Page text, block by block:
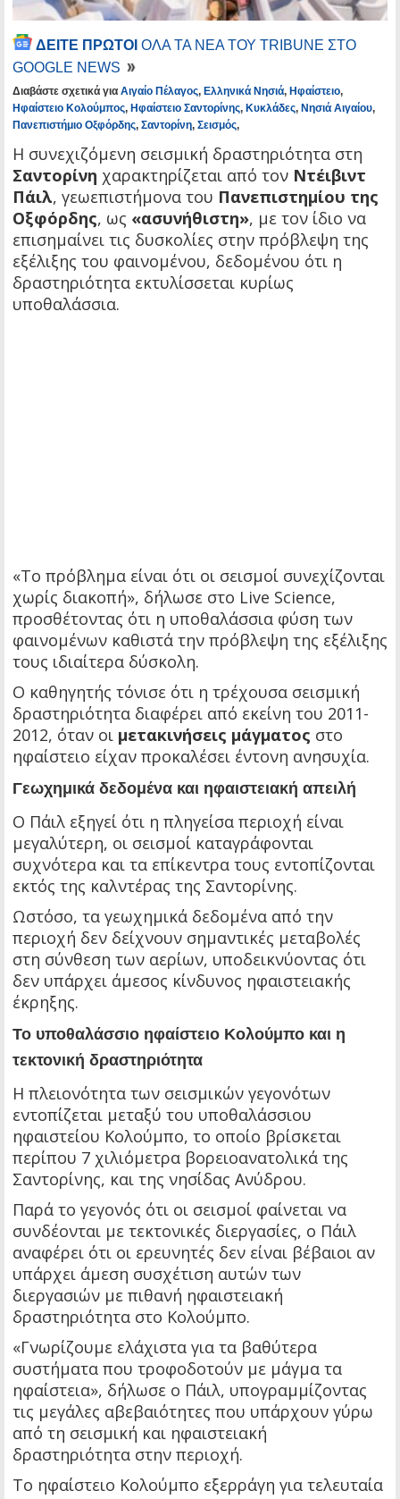
ΔΕΙΤΕ ΠΡΩΤΟΙ ΟΛΑ ΤΑ ΝΕΑ ΤΟΥ TRIBUNE ΣΤΟ
GOOGLE NEWS
Διαβάστε σχετικά για Αιγαίο Πέλαγος, Ελληνικά Νησιά, Ηφαίστειο,
Ηφαίστειο Κολούμπος, Ηφαίστειο Σαντορίνης, Κυκλάδες, Νησιά Αιγαίου,
Πανεπιστήμιο Οξφόρδης, Σαντορίνη, Σεισμός,
Η συνεχιζόμενη σεισμική δραστηριότητα στη
Σαντορίνη χαρακτηρίζεται από τον Ντέιβιντ
Πάιλ, γεωεπιστήμονα του Πανεπιστημίου της
Οξφόρδης, ως «ασυνήθιστη», με τον ίδιο να
επισημαίνει τις δυσκολίες στην πρόβλεψη της
εξέλιξης του φαινομένου, δεδομένου ότι η
δραστηριότητα εκτυλίσσεται κυρίως
υποθαλάσσια.
«Το πρόβλημα είναι ότι οι σεισμοί συνεχίζονται
χωρίς διακοπή», δήλωσε στο Live Science,
προσθέτοντας ότι η υποθαλάσσια φύση των
φαινομένων καθιστά την πρόβλεψη της εξέλιξης
τους ιδιαίτερα δύσκολη.
Ο καθηγητής τόνισε ότι η τρέχουσα σεισμική
δραστηριότητα διαφέρει από εκείνη του 2011-
2012, όταν οι μετακινήσεις μάγματος στο
ηφαίστειο είχαν προκαλέσει έντονη ανησυχία.
Γεωχημικά δεδομένα και ηφαιστειακή απειλή
Ο Πάιλ εξηγεί ότι η πληγείσα περιοχή είναι
μεγαλύτερη, οι σεισμοί καταγράφονται
συχνότερα και τα επίκεντρα τους εντοπίζονται
εκτός της καλντέρας της Σαντορίνης.
Ωστόσο, τα γεωχημικά δεδομένα από την
περιοχή δεν δείχνουν σημαντικές μεταβολές
στη σύνθεση των αερίων, υποδεικνύοντας ότι
δεν υπάρχει άμεσος κίνδυνος ηφαιστειακής
έκρηξης.
Το υποθαλάσσιο ηφαίστειο Κολούμπο και η
τεκτονική δραστηριότητα
Η πλειονότητα των σεισμικών γεγονότων
εντοπίζεται μεταξύ του υποθαλάσσιου
ηφαιστείου Κολούμπο, το οποίο βρίσκεται
περίπου 7 χιλιόμετρα βορειοανατολικά της
Σαντορίνης, και της νησίδας Ανύδρου.
Παρά το γεγονός ότι οι σεισμοί φαίνεται να
συνδέονται με τεκτονικές διεργασίες, ο Πάιλ
αναφέρει ότι οι ερευνητές δεν είναι βέβαιοι αν
υπάρχει άμεση συσχέτιση αυτών των
διεργασιών με πιθανή ηφαιστειακή
δραστηριότητα στο Κολούμπο.
«Γνωρίζουμε ελάχιστα για τα βαθύτερα
συστήματα που τροφοδοτούν με μάγμα τα
ηφαίστεια», δήλωσε ο Πάιλ, υπογραμμίζοντας
τις μεγάλες αβεβαιότητες που υπάρχουν γύρω
από τη σεισμική και ηφαιστειακή
δραστηριότητα στην περιοχή.
Το ηφαίστειο Κολούμπο εξερράγη για τελευταία